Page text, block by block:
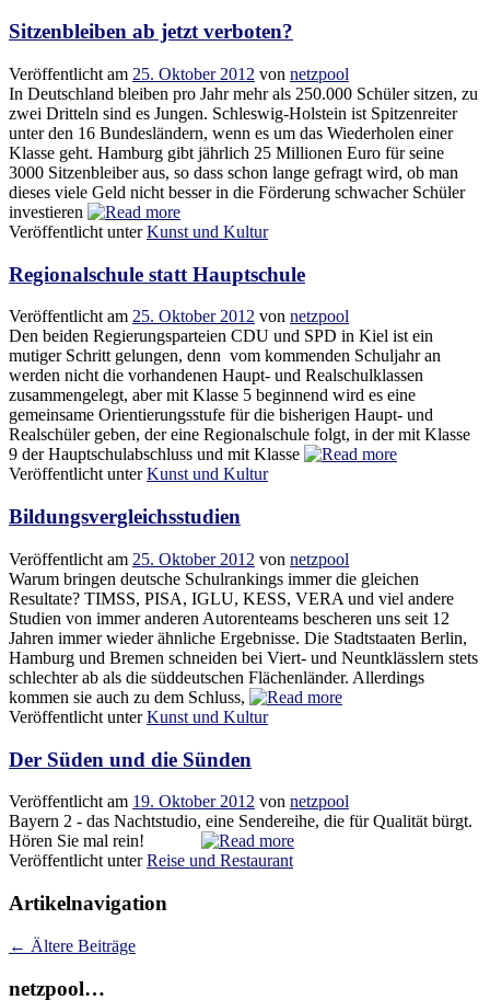
Sitzenbleiben ab jetzt verboten?
Veröffentlicht am 25. Oktober 2012 von netzpool
In Deutschland bleiben pro Jahr mehr als 250.000 Schüler sitzen, zu
zwei Dritteln sind es Jungen. Schleswig-Holstein ist Spitzenreiter
unter den 16 Bundesländern, wenn es um das Wiederholen einer
Klasse geht. Hamburg gibt jährlich 25 Millionen Euro für seine
3000 Sitzenbleiber aus, so dass schon lange gefragt wird, ob man
dieses viele Geld nicht besser in die Förderung schwacher Schüler
investieren
Veröffentlicht unter Kunst und Kultur
Regionalschule statt Hauptschule
Veröffentlicht am 25. Oktober 2012 von netzpool
Den beiden Regierungsparteien CDU und SPD in Kiel ist ein
mutiger Schritt gelungen, denn vom kommenden Schuljahr an
werden nicht die vorhandenen Haupt- und Realschulklassen
zusammengelegt, aber mit Klasse 5 beginnend wird es eine
gemeinsame Orientierungsstufe für die bisherigen Haupt- und
Realschüler geben, der eine Regionalschule folgt, in der mit Klasse
9 der Hauptschulabschluss und mit Klasse
Veröffentlicht unter Kunst und Kultur
Bildungsvergleichsstudien
Veröffentlicht am 25. Oktober 2012 von netzpool
Warum bringen deutsche Schulrankings immer die gleichen
Resultate? TIMSS, PISA, IGLU, KESS, VERA und viel andere
Studien von immer anderen Autorenteams bescheren uns seit 12
Jahren immer wieder ähnliche Ergebnisse. Die Stadtstaaten Berlin,
Hamburg und Bremen schneiden bei Viert- und Neuntklässlern stets
schlechter ab als die süddeutschen Flächenländer. Allerdings
kommen sie auch zu dem Schluss,
Veröffentlicht unter Kunst und Kultur
Der Süden und die Sünden
Veröffentlicht am 19. Oktober 2012 von netzpool
Bayern 2 - das Nachtstudio, eine Sendereihe, die für Qualität bürgt.
Hören Sie mal rein!
Veröffentlicht unter Reise und Restaurant
Artikelnavigation
← Ältere Beiträge
netzpool…